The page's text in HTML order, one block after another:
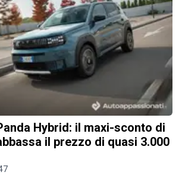
Hybrid: il maxi-sconto di
il prezzo di quasi 3.000